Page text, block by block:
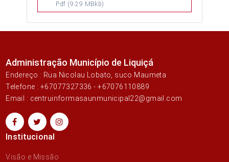
Pdf (9.29 MBkb)
Administração Município de Liquiçá
Endereço : Rua Nicolau Lobato, suco Maumeta
Telefone : +67077327336 - +67076110889
Email : centruinformasaunmunicipal22@gmail.com
Institucional
Visão e Missão